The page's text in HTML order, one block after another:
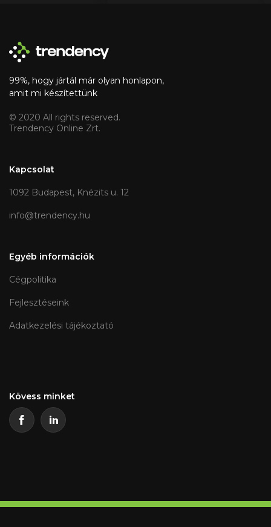
99%, hogy jártál már olyan honlapon,
amit mi készítettünk
© 2020 All rights reserved.
Trendency Online Zrt.
Kapcsolat
1092 Budapest, Knézits u. 12
info@trendency.hu
Egyéb információk
Cégpolitika
Fejlesztéseink
Adatkezelési tájékoztató
Kövess minket